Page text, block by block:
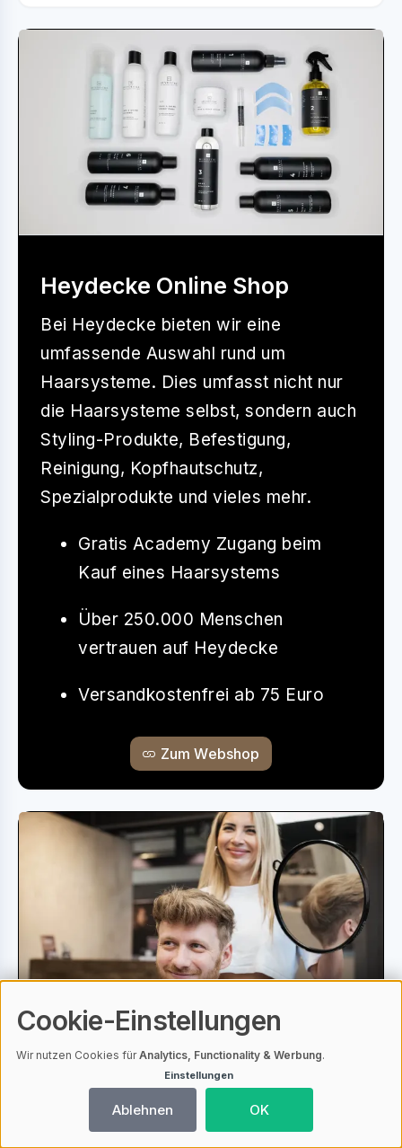
Heydecke Online Shop
Bei Heydecke bieten wir eine
umfassende Auswahl rund um
Haarsysteme. Dies umfasst nicht nur
die Haarsysteme selbst, sondern auch
Styling-Produkte, Befestigung,
Reinigung, Kopfhautschutz,
Spezialprodukte und vieles mehr.
Gratis Academy Zugang beim
Kauf eines Haarsystems
Über 250.000 Menschen
vertrauen auf Heydecke
Versandkostenfrei ab 75 Euro
Zum Webshop
Hairsystems Heydecke -
Unser Studio in Hamburg
Als Spezialisten für Haarersatz für
Cookie-Einstellungen
Wir nutzen Cookies fürAnalytics, Functionality & Werbung.
Einstellungen
Ablehnen OK